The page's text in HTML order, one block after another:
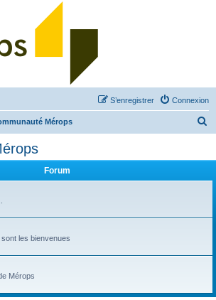
Connexion
S’enregistrer
Mérops
e
Forum
les bienvenues
Mérops